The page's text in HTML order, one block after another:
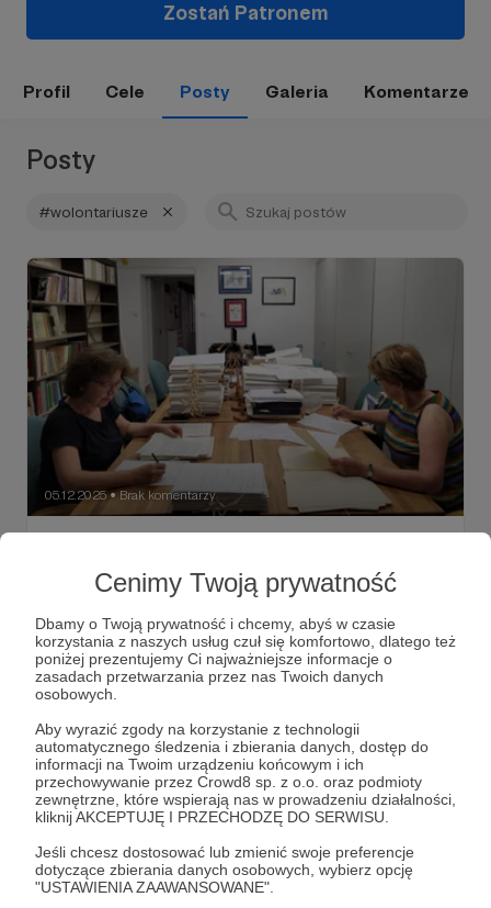
Cenimy Twoją prywatność
Dbamy o Twoją prywatność i chcemy, abyś w czasie
korzystania z naszych usług czuł się komfortowo, dlatego też
poniżej prezentujemy Ci najważniejsze informacje o
zasadach przetwarzania przez nas Twoich danych
osobowych.
Aby wyrazić zgody na korzystanie z technologii
automatycznego śledzenia i zbierania danych, dostęp do
informacji na Twoim urządzeniu końcowym i ich
przechowywanie przez Crowd8 sp. z o.o. oraz podmioty
zewnętrzne, które wspierają nas w prowadzeniu działalności,
kliknij AKCEPTUJĘ I PRZECHODZĘ DO SERWISU.
Jeśli chcesz dostosować lub zmienić swoje preferencje
dotyczące zbierania danych osobowych, wybierz opcję
"USTAWIENIA ZAAWANSOWANE".
Zostań Patronem
Profil Cele Posty Galeria Komentarze
Posty
#wolontariusze
05.12.2025 ● Brak komentarzy
Z okazji Międzynarodowego Dnia Wolontariusza składamy
najlepsze życzenia dla wszystkich wolontariuszy, których
#archiwum #fundacjaośrodkakarta #wolontariusze
+1